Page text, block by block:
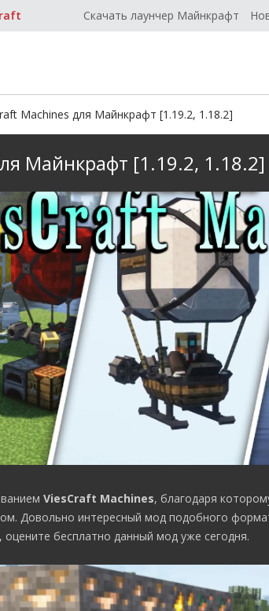
Скачать лаунчер Майнкрафт
Machines для Майнкрафт [1.19.2, 1.18.2]
Майнкрафт [1.19.2, 1.18.2]
ViesCraft Machines, благодаря
Довольно интересный мод подобного
бесплатно данный мод уже сегодня.